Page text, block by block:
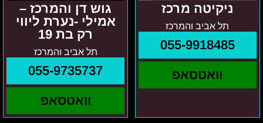
ניקיטה מרכז
תל אביב והמרכז
055-9918485
וואטסאפ
גוש דן והמרכז –
אמילי -נערת ליווי
רק בת 19
תל אביב והמרכז
055-9735737
וואטסאפ